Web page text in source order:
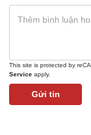
This site is protected by
Service apply.
Gửi tin